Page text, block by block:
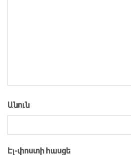
Անուն
Էլ-փոստի հասցե